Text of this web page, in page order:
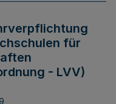
für
- LVV)